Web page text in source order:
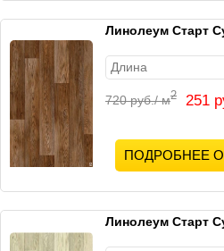
Линолеум Старт
720 руб./ м2 251
ПОДРОБНЕЕ
Линолеум Старт